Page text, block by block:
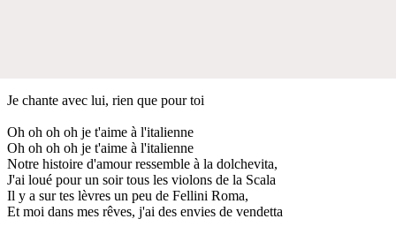
Je chante avec lui, rien que pour toi
Oh oh oh oh je t'aime à l'italienne
Oh oh oh oh je t'aime à l'italienne
Notre histoire d'amour ressemble à la dolchevita,
J'ai loué pour un soir tous les violons de la Scala
Il y a sur tes lèvres un peu de Fellini Roma,
Et moi dans mes rêves, j'ai des envies de vendetta